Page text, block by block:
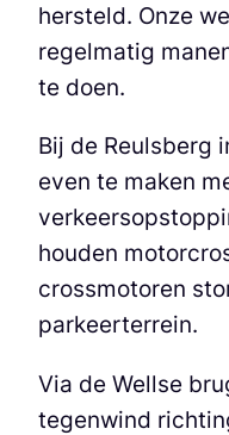
hersteld. Onze
regelmatig
te doen.
Bij de Reulsberg
even te maken
houden
crossmotoren
parkeerterrein.
Via de Wellse
tegenwind